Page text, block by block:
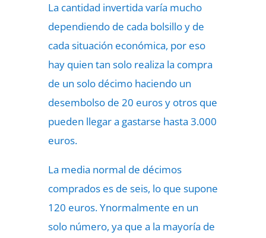
La cantidad invertida varía mucho
dependiendo de cada bolsillo y de
cada situación económica, por eso
hay quien tan solo realiza la compra
de un solo décimo haciendo un
desembolso de 20 euros y otros que
pueden llegar a gastarse hasta 3.000
euros.
La media normal de décimos
comprados es de seis, lo que supone
120 euros. Ynormalmente en un
solo número, ya que a la mayoría de